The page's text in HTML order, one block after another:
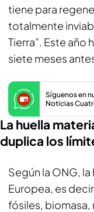
tiene para
totalmente
Tierra”. Este año
siete meses
Síguenos en
Noticias
La huella
duplica los
Según la ONG,
Europea, es
fósiles, biomasa,